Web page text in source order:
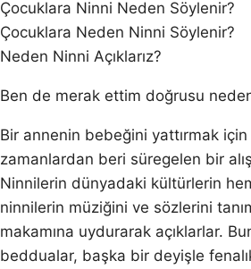
Çocuklara Ninni Neden Söylenir?
Çocuklara Neden Ninni Söylenir?
Neden Ninni Açıklarız?
Ben de merak ettim doğrusu
Bir annenin bebeğini yattırmak
zamanlardan beri süregelen bir
Ninnilerin dünyadaki kültürlerin
ninnilerin müziğini ve sözlerini
makamına uydurarak açıklarlar.
beddualar, başka bir deyişle